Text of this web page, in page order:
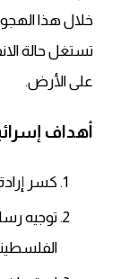
خلال هذا
تستغل حالة
على الأرض.
أهداف
كسر
توجيه